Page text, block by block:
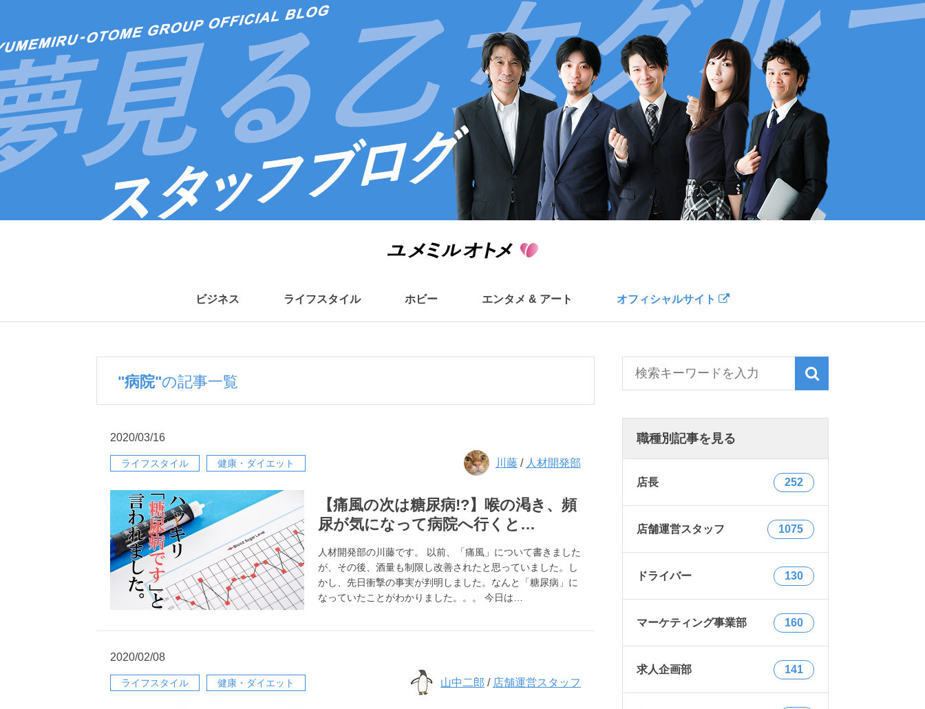
ビジネス ライフスタイル ホビー エンタメ & アート オフィシャルサイト
"病院"の記事一覧
2020/03/16
ライフスタイル 健康・ダイエット 川藤 / 人材開発部
【痛風の次は糖尿病!?】喉の渇き、頻
尿が気になって病院へ行くと…
人材開発部の川藤です。 以前、「痛風」について書きました
が、その後、酒量も制限し改善されたと思っていました。し
かし、先日衝撃の事実が判明しました。なんと「糖尿病」に
なっていたことがわかりました。。。 今日は…
2020/02/08
ライフスタイル 健康・ダイエット 山中二郎 / 店舗運営スタッフ
職種別記事を見る
店長 252
店舗運営スタッフ 1075
ドライバー 130
マーケティング事業部 160
求人企画部 141